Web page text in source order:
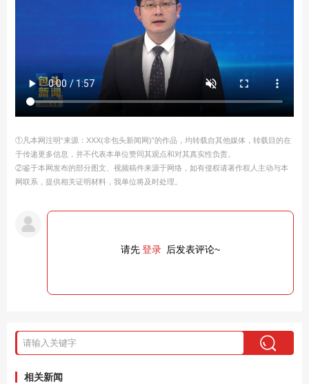
①凡本网注明“来源：XXX(非包头新闻网)”的作品，均转载自其他媒体，转载目的在
于传递更多信息，并不代表本单位赞同其观点和对其真实性负责。
②鉴于本网发布的部分图文、视频稿件来源于网络，如有侵权请著作权人主动与本
网联系，提供相关证明材料，我单位将及时处理。
请先登录 后发表评论~
相关新闻